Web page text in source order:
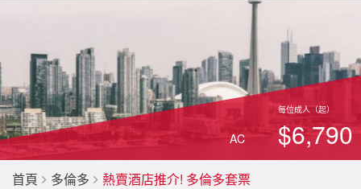
AC
每位成人（起）
$6,790
首頁 多倫多 熱賣酒店推介! 多倫多套票